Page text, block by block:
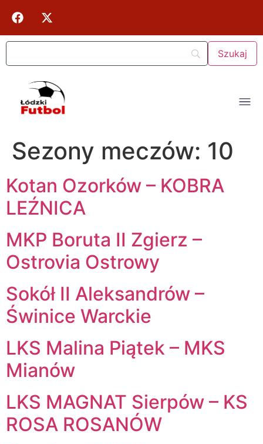
Sezony meczów: 10
Kotan Ozorków – KOBRA
LEŹNICA
MKP Boruta II Zgierz –
Ostrovia Ostrowy
Sokół II Aleksandrów –
Świnice Warckie
LKS Malina Piątek – MKS
Mianów
LKS MAGNAT Sierpów – KS
ROSA ROSANÓW